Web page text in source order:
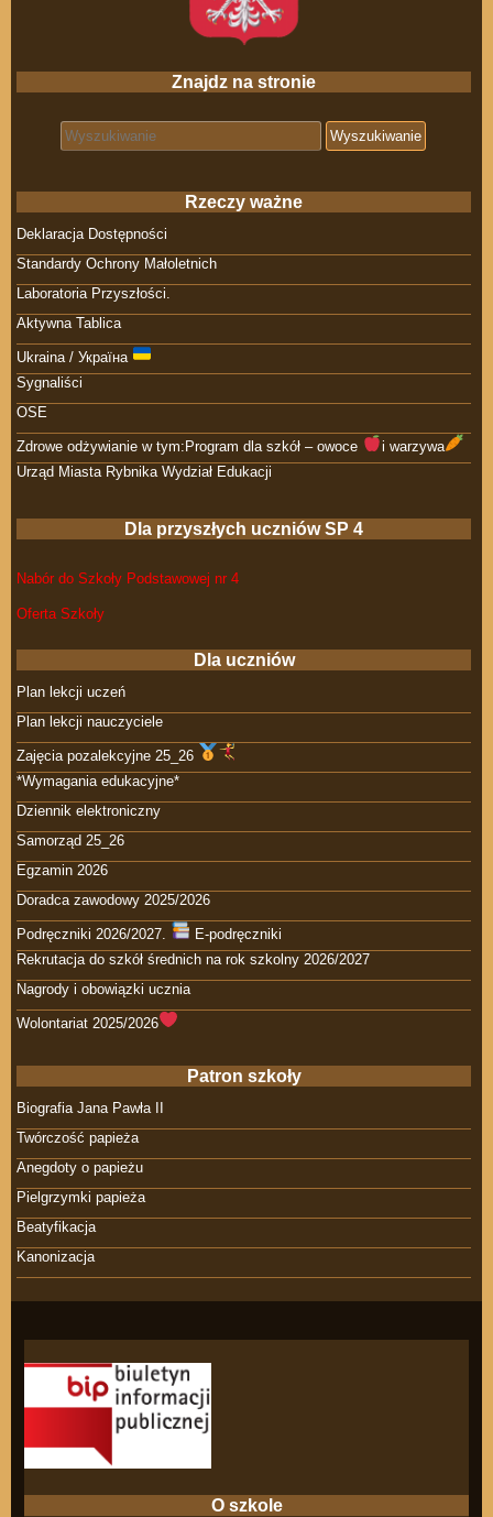
Znajdz na stronie
Search for:
Rzeczy ważne
Deklaracja Dostępności
Standardy Ochrony Małoletnich
Laboratoria Przyszłości.
Aktywna Tablica
Ukraina / Україна
Sygnaliści
OSE
Zdrowe odżywianie w tym:Program dla szkół – owoce
i warzywa
Urząd Miasta Rybnika Wydział Edukacji
Dla przyszłych uczniów SP 4
Nabór do Szkoły Podstawowej nr 4
Oferta Szkoły
Dla uczniów
Plan lekcji uczeń
Plan lekcji nauczyciele
Zajęcia pozalekcyjne 25_26
*Wymagania edukacyjne*
Dziennik elektroniczny
Samorząd 25_26
Egzamin 2026
Doradca zawodowy 2025/2026
Podręczniki 2026/2027.
E-podręczniki
Rekrutacja do szkół średnich na rok szkolny 2026/2027
Nagrody i obowiązki ucznia
Wolontariat 2025/2026
Patron szkoły
Biografia Jana Pawła II
Twórczość papieża
Anegdoty o papieżu
Pielgrzymki papieża
Beatyfikacja
Kanonizacja
O szkole